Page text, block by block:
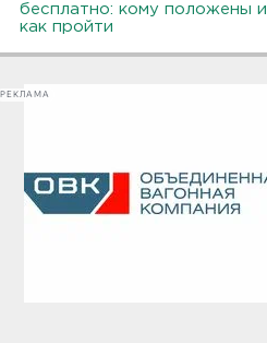
бесплатно: кому положены и
как пройти
РЕКЛАМА